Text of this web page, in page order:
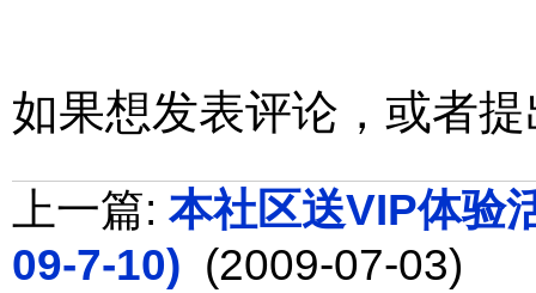
如果想发表评论，或者
上一篇: 本社区送VIP体验
09-7-10) (2009-07-03)